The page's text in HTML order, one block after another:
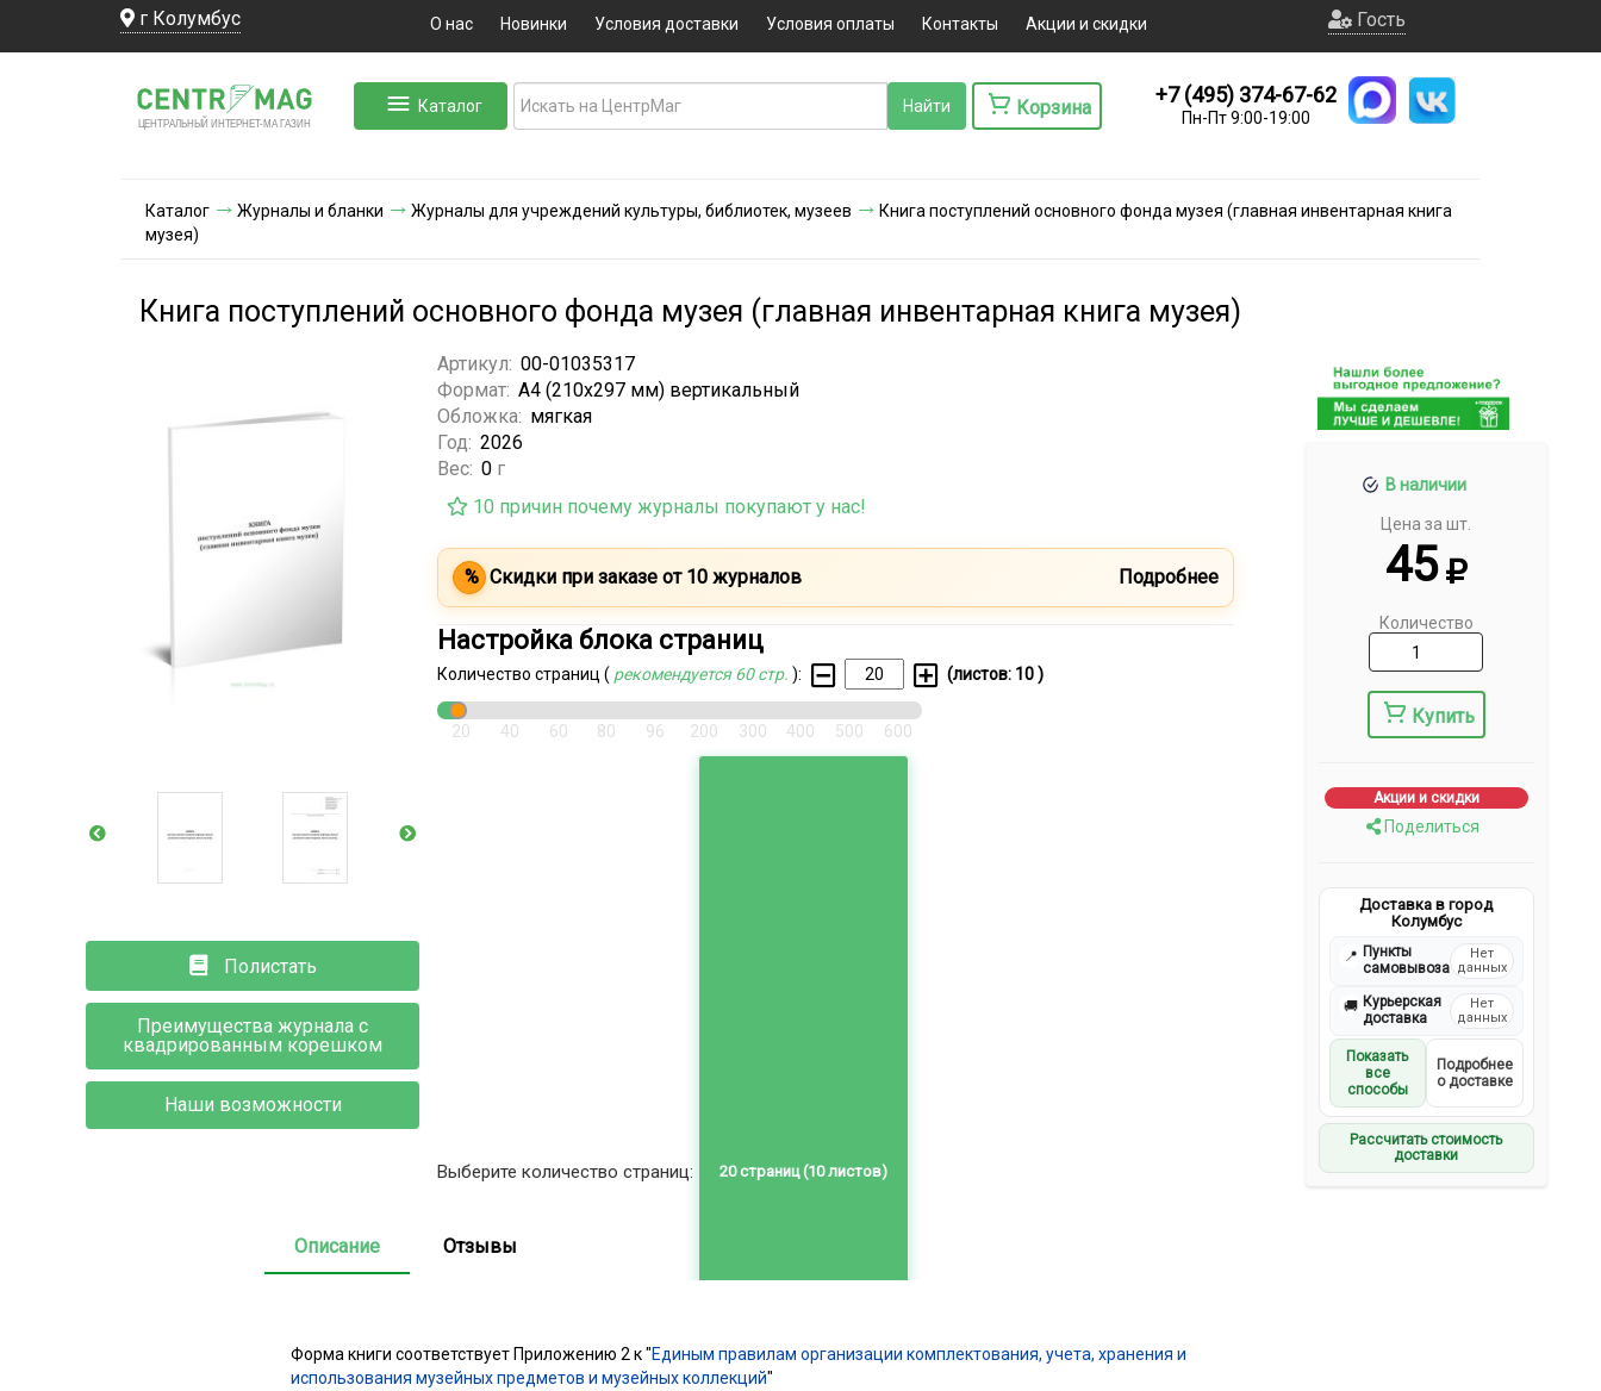
г Колумбус О нас Новинки Условия доставки Условия оплаты Контакты Акции и скидки Гость
ЦЕНТРАЛЬНЫЙ ИНТЕРНЕТ-МА ГАЗИН
Каталог Корзина
+7 (495) 374-67-62
Пн-Пт 9:00-19:00
Каталог Журналы и бланки Журналы для учреждений культуры, библиотек, музеев
Книга поступлений основного фонда музея (главная инвентарная книга
музея)
Книга поступлений основного фонда музея (главная инвентарная книга музея)
Полистать
Преимущества журнала с
квадрированным корешком
Наши возможности
В наличии
Цена за шт.
45
Количество
Купить
Акции и скидки
Поделиться
Доставка в город
Колумбус
📍 Пункты
самовывоза
Нет
данных
🚚 Курьерская
доставка
Нет
данных
Показать
все
способы
Подробнее
о доставке
Рассчитать стоимость
доставки
Артикул: 00-01035317
Формат: А4 (210х297 мм) вертикальный
Обложка: мягкая
Год: 2026
Вес: 0 г
10 причин почему журналы покупают у нас!
% Скидки при заказе от 10 журналов Подробнее
Настройка блока страниц
Количество страниц ( рекомендуется 60 стр. ): (листов: 10)
20 40 60 80 96 200 300 400 500 600
Выберите количество страниц:
Описание Отзывы
Форма книги соответствует Приложению 2 к "Единым правилам организации комплектования, учета, хранения и
использования музейных предметов и музейных коллекций"